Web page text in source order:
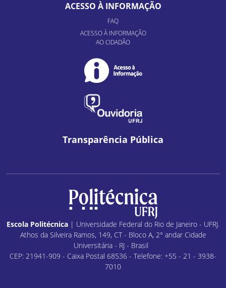
ACESSO À INFORMAÇÃO
FAQ
ACESSO À INFORMAÇÃO
AO CIDADÃO
Transparência Pública
Escola Politécnica | Universidade Federal do Rio de Janeiro - UFRJ.
Athos da Silveira Ramos, 149, CT - Bloco A, 2° andar Cidade
Universitária - RJ - Brasil
CEP: 21941-909 - Caixa Postal 68536 - Telefone: +55 - 21 - 3938-
7010